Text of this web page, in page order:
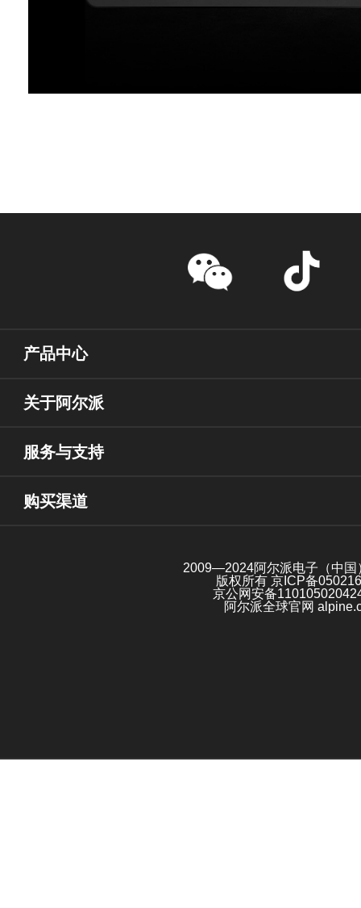
产品中心
关于阿尔派
服务与支持
购买渠道
2009—2024阿尔派电子（中国
版权所有 京ICP备
京公网安备
阿尔派全球官网